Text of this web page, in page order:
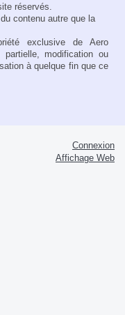
réservés.
contenu autre que la
exclusive de Aero
partielle, modification ou
à quelque fin que ce
Connexion
Affichage Web